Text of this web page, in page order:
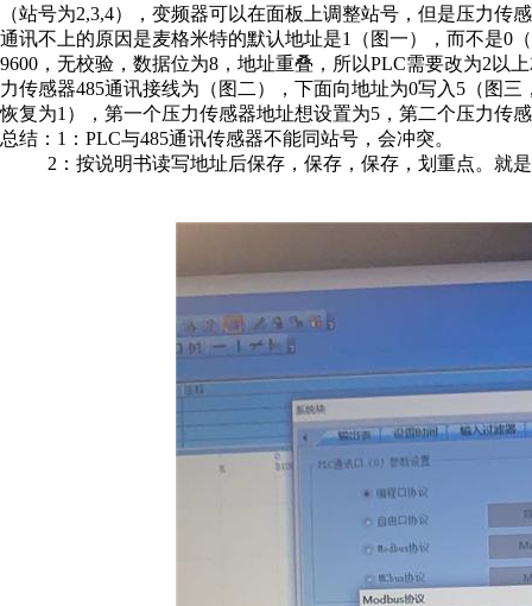
（站号为2,3,4），变频器可以在面板上调整站号，但是压力
通讯不上的原因是麦格米特的默认地址是1（图一），而不是0
9600，无校验，数据位为8，地址重叠，所以PLC需要改为2以
力传感器485通讯接线为（图二），下面向地址为0写入5（图
恢复为1），第一个压力传感器地址想设置为5，第二个压力传
总结：1：PLC与485通讯传感器不能同站号，会冲突。
2：按说明书读写地址后保存，保存，保存，划重点。就是